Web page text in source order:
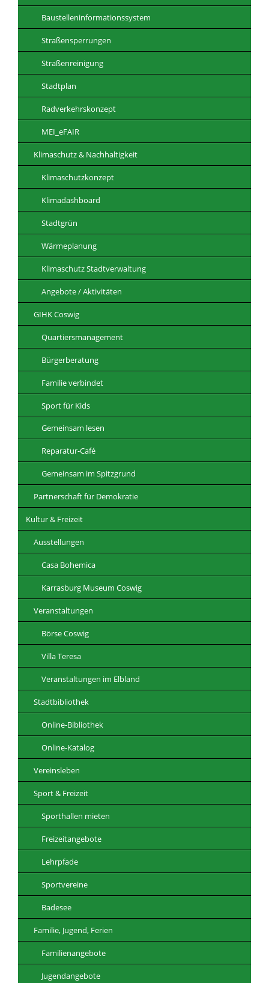
Baustelleninformationssystem
Straßensperrungen
Straßenreinigung
Stadtplan
Radverkehrskonzept
MEI_eFAIR
Klimaschutz & Nachhaltigkeit
Klimaschutzkonzept
Klimadashboard
Stadtgrün
Wärmeplanung
Klimaschutz Stadtverwaltung
Angebote / Aktivitäten
GIHK Coswig
Quartiersmanagement
Bürgerberatung
Familie verbindet
Sport für Kids
Gemeinsam lesen
Reparatur-Café
Gemeinsam im Spitzgrund
Partnerschaft für Demokratie
Kultur & Freizeit
Ausstellungen
Casa Bohemica
Karrasburg Museum Coswig
Veranstaltungen
Börse Coswig
Villa Teresa
Veranstaltungen im Elbland
Stadtbibliothek
Online-Bibliothek
Online-Katalog
Vereinsleben
Sport & Freizeit
Sporthallen mieten
Freizeitangebote
Lehrpfade
Sportvereine
Badesee
Familie, Jugend, Ferien
Familienangebote
Jugendangebote